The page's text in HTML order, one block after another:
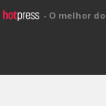
- O melhor do